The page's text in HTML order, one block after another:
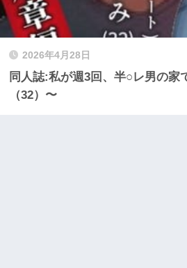
2026年4月28日
同人誌:私が週3回、半○レ男の家
（32）〜